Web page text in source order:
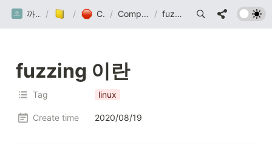
까망눈 연구소 / Post
/ Computer / Computer Science / fuzzing 이란
fuzzing 이란
Tag linux
Create time 2020/08/19